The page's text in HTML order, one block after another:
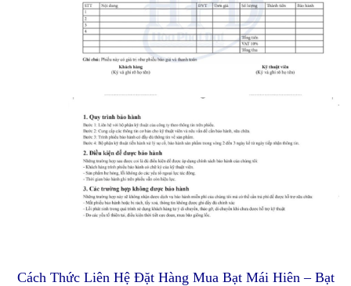
Cách Thức Liên Hệ Đặt Hàng Mua Bạt Mái Hiên – Bạt